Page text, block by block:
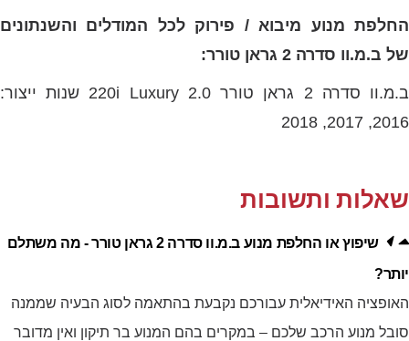
החלפת מנוע מיבוא / פירוק לכל המודלים והשנתונים
של ב.מ.וו סדרה 2 גראן טורר:
ב.מ.וו סדרה 2 גראן טורר 2.0 220i Luxury שנות ייצור:
2016, 2017, 2018
שאלות ותשובות
שיפוץ או החלפת מנוע ב.מ.וו סדרה 2 גראן טורר - מה משתלם
יותר?
האופציה האידיאלית עבורכם נקבעת בהתאמה לסוג הבעיה שממנה
סובל מנוע הרכב שלכם – במקרים בהם המנוע בר תיקון ואין מדובר